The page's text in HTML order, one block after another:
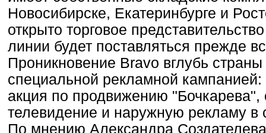
Новосибирске, Екатеринбурге и
открыто торговое
линии будет поставляться прежде
Проникновение Bravo вглубь
специальной рекламной кампанией:
акция по продвижению
телевидение и наружную рекламу в
По мнению Александра